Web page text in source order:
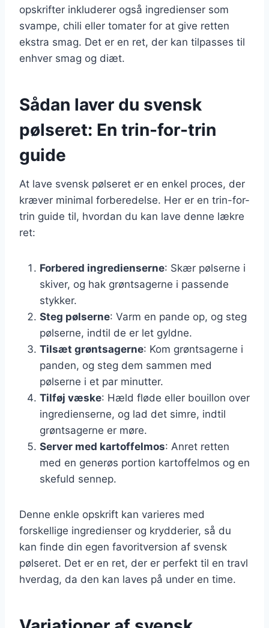
opskrifter inkluderer også ingredienser som
svampe, chili eller tomater for at give retten
ekstra smag. Det er en ret, der kan tilpasses til
enhver smag og diæt.
Sådan laver du svensk
pølseret: En trin-for-trin
guide
At lave svensk pølseret er en enkel proces, der
kræver minimal forberedelse. Her er en trin-for-
trin guide til, hvordan du kan lave denne lækre
ret:
Forbered ingredienserne: Skær pølserne i
skiver, og hak grøntsagerne i passende
stykker.
Steg pølserne: Varm en pande op, og steg
pølserne, indtil de er let gyldne.
Tilsæt grøntsagerne: Kom grøntsagerne i
panden, og steg dem sammen med
pølserne i et par minutter.
Tilføj væske: Hæld fløde eller bouillon over
ingredienserne, og lad det simre, indtil
grøntsagerne er møre.
Server med kartoffelmos: Anret retten
med en generøs portion kartoffelmos og en
skefuld sennep.
Denne enkle opskrift kan varieres med
forskellige ingredienser og krydderier, så du
kan finde din egen favoritversion af svensk
pølseret. Det er en ret, der er perfekt til en travl
hverdag, da den kan laves på under en time.